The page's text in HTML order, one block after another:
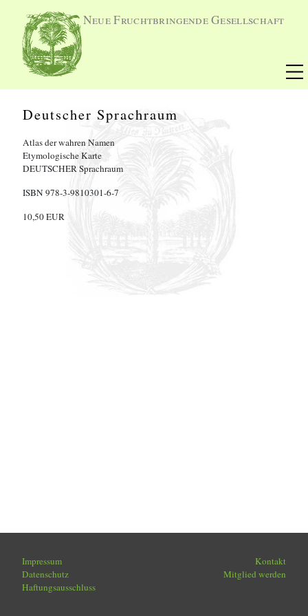
Neue Fruchtbringende Gesellschaft
Deutscher Sprachraum
Atlas der wahren Namen
Etymologische Karte
DEUTSCHER Sprachraum
ISBN 978-3-9810301-6-7
10,50 EUR
Impressum
Datenschutz
Haftungsausschluss
Kontakt
Mitglied werden